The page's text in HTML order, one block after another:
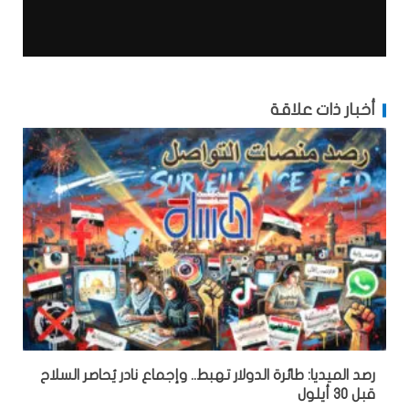
أخبار ذات علاقة
رصد الميديا: طائرة الدولار تهبط.. وإجماع نادر يُحاصر السلاح
قبل 30 أيلول